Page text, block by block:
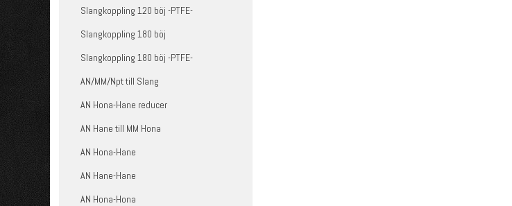
Slangkoppling 120 böj -PTFE-
Slangkoppling 180 böj
Slangkoppling 180 böj -PTFE-
AN/MM/Npt till Slang
AN Hona-Hane reducer
AN Hane till MM Hona
AN Hona-Hane
AN Hane-Hane
AN Hona-Hona